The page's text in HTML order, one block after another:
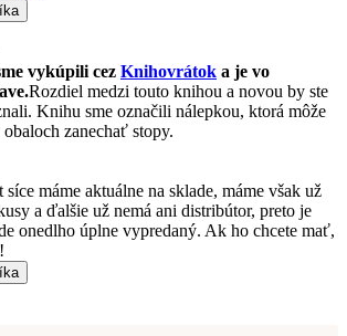
vykúpili cez Knihovrátok a je vo
Rozdiel medzi touto knihou a novou by ste
Knihu sme označili nálepkou, ktorá môže
zanechať stopy.
máme aktuálne na sklade, máme však už
a ďalšie už nemá ani distribútor, preto je
onedlho úplne vypredaný. Ak ho chcete mať,